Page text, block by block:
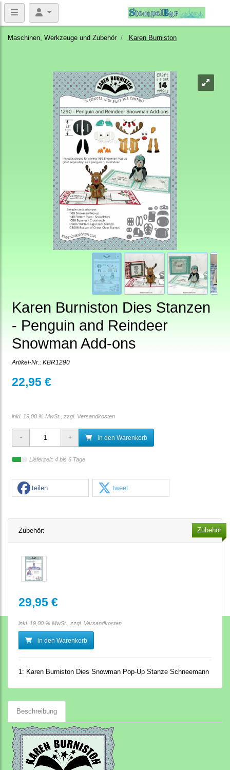
Maschinen, Werkzeuge und Zubehör Karen Burniston
Karen Burniston Dies Stanzen
- Penguin and Reindeer
Snowman Add-ons
Artikel-Nr.: KBR1290
22,95 €
inkl. 19,00 % MwSt., zzgl. Versandkosten
in den Warenkorb
Lieferzeit: 4 bis 6 Tage
teilen tweet
Zubehör: Zubehör
29,95 €
inkl. 19,00 % MwSt., zzgl. Versandkosten
in den Warenkorb
1: Karen Burniston Dies Snowman Pop-Up Stanze Schneemann
Beschreibung